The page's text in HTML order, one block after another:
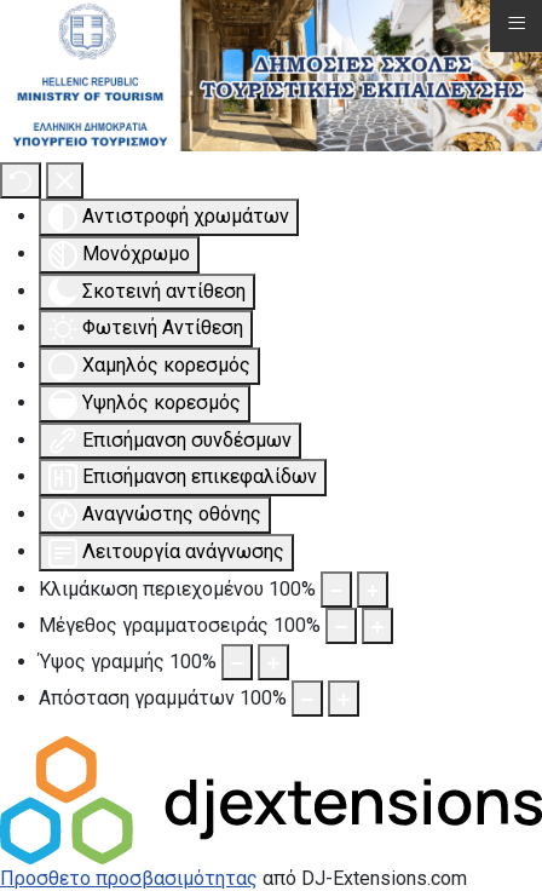
Εργαλειοθήκη Προσβασιμότητας
Αντιστροφή χρωμάτων
Μονόχρωμο
Σκοτεινή αντίθεση
Φωτεινή Αντίθεση
Χαμηλός κορεσμός
Υψηλός κορεσμός
Επισήμανση συνδέσμων
Επισήμανση επικεφαλίδων
Αναγνώστης οθόνης
Λειτουργία ανάγνωσης
Κλιμάκωση περιεχομένου 100%
Μέγεθος γραμματοσειράς 100%
Ύψος γραμμής 100%
Απόσταση γραμμάτων 100%
Προσθετο προσβασιμότητας από DJ-Extensions.com
≡